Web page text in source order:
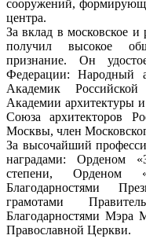
сооружений,
центра.
За вклад в московское
получил высокое
признание. Он
Федерации: Народный
Академик
Академии архитектуры
Союза архитекторов
Москвы, член
За высочайший
наградами: Орденом
степени, Орденом
Благодарностями
грамотами
Благодарностями Мэра
Православной Церкви.